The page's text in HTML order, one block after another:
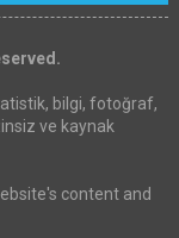
bilgi, fotoğraf,
ve kaynak
content and